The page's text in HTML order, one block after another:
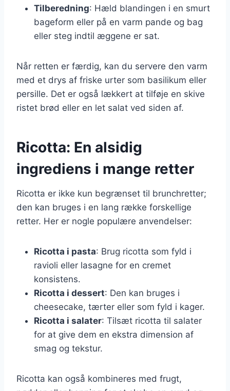
Tilberedning: Hæld blandingen i en smurt
bageform eller på en varm pande og bag
eller steg indtil æggene er sat.
Når retten er færdig, kan du servere den varm
med et drys af friske urter som basilikum eller
persille. Det er også lækkert at tilføje en skive
ristet brød eller en let salat ved siden af.
Ricotta: En alsidig
ingrediens i mange retter
Ricotta er ikke kun begrænset til brunchretter;
den kan bruges i en lang række forskellige
retter. Her er nogle populære anvendelser:
Ricotta i pasta: Brug ricotta som fyld i
ravioli eller lasagne for en cremet
konsistens.
Ricotta i dessert: Den kan bruges i
cheesecake, tærter eller som fyld i kager.
Ricotta i salater: Tilsæt ricotta til salater
for at give dem en ekstra dimension af
smag og tekstur.
Ricotta kan også kombineres med frugt,